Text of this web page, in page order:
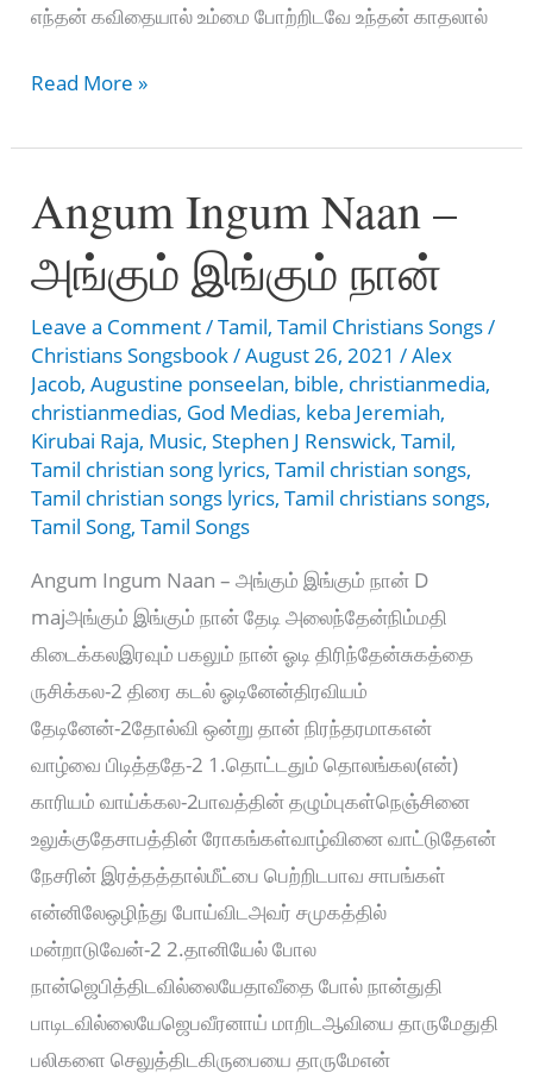
எந்தன் கவிதையால் உம்மை போற்றிடவே உந்தன் காதலால்
AnaithuEnnai
–
அணைத்தென்னை
ஆற்றிய
Read More »
Angum Ingum Naan –
அங்கும் இங்கும் நான்
Leave a Comment/Tamil,Tamil Christians Songs/
Christians Songsbook/August 26, 2021/Alex
Jacob,Augustine ponseelan, bible, christianmedia,
christianmedias, God Medias, keba Jeremiah,
Kirubai Raja, Music,Stephen J Renswick,Tamil,
Tamil christian song lyrics,Tamil christian songs,
Tamil christian songs lyrics,Tamil christians songs,
Tamil Song,Tamil Songs
Angum Ingum Naan – அங்கும் இங்கும் நான் D
majஅங்கும் இங்கும் நான் தேடி அலைந்தேன்நிம்மதி
கிடைக்கலஇரவும் பகலும் நான் ஓடி திரிந்தேன்சுகத்தை
ருசிக்கல-2 திரை கடல் ஓடினேன்திரவியம்
தேடினேன்-2தோல்வி ஒன்று தான் நிரந்தரமாகஎன்
வாழ்வை பிடித்ததே-2 1.தொட்டதும் தொலங்கல(என்)
காரியம் வாய்க்கல-2பாவத்தின் தழும்புகள்நெஞ்சினை
உலுக்குதேசாபத்தின் ரோகங்கள்வாழ்வினை வாட்டுதேஎன்
நேசரின் இரத்தத்தால்மீட்பை பெற்றிடபாவ சாபங்கள்
என்னிலேஒழிந்து போய்விடஅவர் சமுகத்தில்
மன்றாடுவேன்-2 2.தானியேல் போல
நான்ஜெபித்திடவில்லையேதாவீதை போல் நான்துதி
பாடிடவில்லையேஜெபவீரனாய் மாறிடஆவியை தாருமேதுதி
பலிகளை செலுத்திடகிருபையை தாருமேஎன்